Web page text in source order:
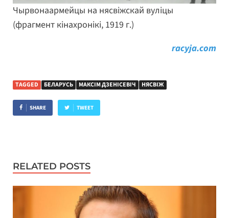
Чырвонаармейцы на нясвіжскай вуліцы
(фрагмент кінахронікі, 1919 г.)
racyja.com
TAGGED БЕЛАРУСЬ МАКСІМ ДЗЕНІСЕВІЧ НЯСВІЖ
SHARE TWEET
RELATED POSTS